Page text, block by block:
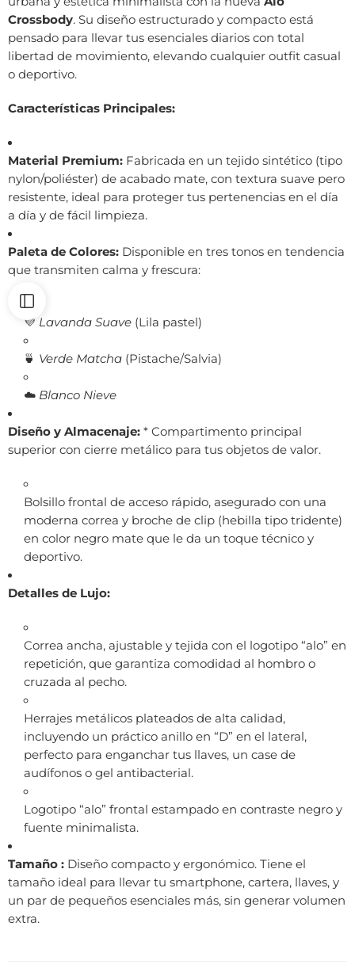
Crossbody. Su diseño estructurado y compacto está
pensado para llevar tus esenciales diarios con total
libertad de movimiento, elevando cualquier outfit casual
o deportivo.
Características Principales:
Material Premium: Fabricada en un tejido sintético (tipo
nylon/poliéster) de acabado mate, con textura suave pero
resistente, ideal para proteger tus pertenencias en el día
a día y de fácil limpieza.
Paleta de Colores: Disponible en tres tonos en tendencia
que transmiten calma y frescura:
💜 Lavanda Suave(Lila pastel)
🍵 Verde Matcha(Pistache/Salvia)
☁️ Blanco Nieve
Diseño y Almacenaje: * Compartimento principal
superior con cierre metálico para tus objetos de valor.
Bolsillo frontal de acceso rápido, asegurado con una
moderna correa y broche de clip (hebilla tipo tridente)
en color negro mate que le da un toque técnico y
deportivo.
Detalles de Lujo:
Correa ancha, ajustable y tejida con el logotipo “alo” en
repetición, que garantiza comodidad al hombro o
cruzada al pecho.
Herrajes metálicos plateados de alta calidad,
incluyendo un práctico anillo en “D” en el lateral,
perfecto para enganchar tus llaves, un case de
audífonos o gel antibacterial.
Logotipo “alo” frontal estampado en contraste negro y
fuente minimalista.
Tamaño : Diseño compacto y ergonómico. Tiene el
tamaño ideal para llevar tu smartphone, cartera, llaves, y
un par de pequeños esenciales más, sin generar volumen
extra.